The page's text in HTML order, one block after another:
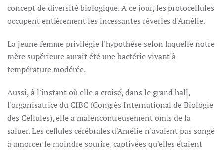
concept de diversité biologique. A ce jour, les protocellules
occupent entièrement les incessantes rêveries d'Amélie.
La jeune femme privilégie l'hypothèse selon laquelle notre
mère supérieure aurait été une bactérie vivant à
température modérée.
Aussi, à l'instant où elle a croisé, dans le grand hall,
l'organisatrice du CIBC (Congrès International de Biologie
des Cellules), elle a malencontreusement omis de la
saluer. Les cellules cérébrales d'Amélie n'avaient pas songé
à amorcer le moindre sourire, captivées qu'elles étaient